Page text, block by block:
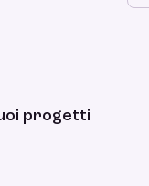
progetti